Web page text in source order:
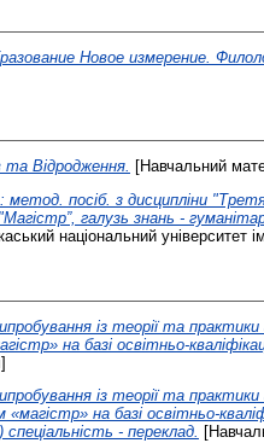
Новое измерение.
та Відродження.
[Навчальний
посіб. з дисципліни "Третя
галузь знань -
національний університет
із теорії та практики
на базі освітньо-
із теорії та практики
на базі освітньо-
- переклад.